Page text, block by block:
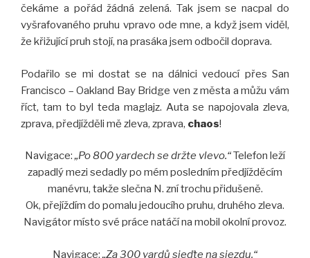
čekáme a pořád žádná zelená. Tak jsem se nacpal do
vyšrafovaného pruhu vpravo ode mne, a když jsem viděl,
že křižující pruh stojí, na prasáka jsem odbočil doprava.
Podařilo se mi dostat se na dálnici vedoucí přes San
Francisco – Oakland Bay Bridge ven z města a můžu vám
říct, tam to byl teda maglajz. Auta se napojovala zleva,
zprava, předjížděli mě zleva, zprava, chaos!
Navigace:„Po 800 yardech se držte vlevo.“Telefon leží
zapadlý mezi sedadly po mém posledním předjížděcím
manévru, takže slečna N. zní trochu přidušeně.
Ok, přejíždím do pomalu jedoucího pruhu, druhého zleva.
Navigátor místo své práce natáčí na mobil okolní provoz.
Navigace: „Za 300 yardů sjeďte na sjezdu.“